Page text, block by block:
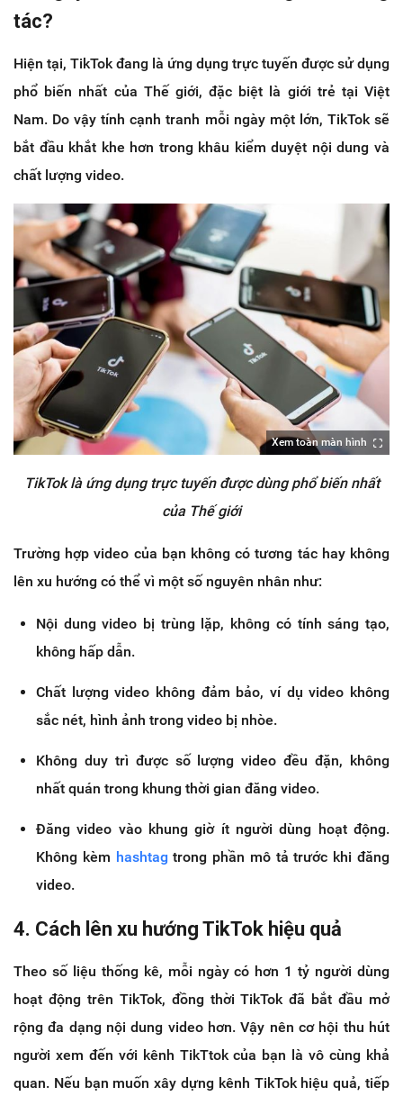
tác?
Hiện tại, TikTok đang là ứng dụng trực tuyến được sử dụng
phổ biến nhất của Thế giới, đặc biệt là giới trẻ tại Việt
Nam. Do vậy tính cạnh tranh mỗi ngày một lớn, TikTok sẽ
bắt đầu khắt khe hơn trong khâu kiểm duyệt nội dung và
chất lượng video.
Xem toàn màn hình
TikTok là ứng dụng trực tuyến được dùng phổ biến nhất
của Thế giới
Trường hợp video của bạn không có tương tác hay không
lên xu hướng có thể vì một số nguyên nhân như:
Nội dung video bị trùng lặp, không có tính sáng tạo,
không hấp dẫn.
Chất lượng video không đảm bảo, ví dụ video không
sắc nét, hình ảnh trong video bị nhòe.
Không duy trì được số lượng video đều đặn, không
nhất quán trong khung thời gian đăng video.
Đăng video vào khung giờ ít người dùng hoạt động.
Không kèm hashtag trong phần mô tả trước khi đăng
video.
4. Cách lên xu hướng TikTok hiệu quả
Theo số liệu thống kê, mỗi ngày có hơn 1 tỷ người dùng
hoạt động trên TikTok, đồng thời TikTok đã bắt đầu mở
rộng đa dạng nội dung video hơn. Vậy nên cơ hội thu hút
người xem đến với kênh TikTtok của bạn là vô cùng khả
quan. Nếu bạn muốn xây dựng kênh TikTok hiệu quả, tiếp